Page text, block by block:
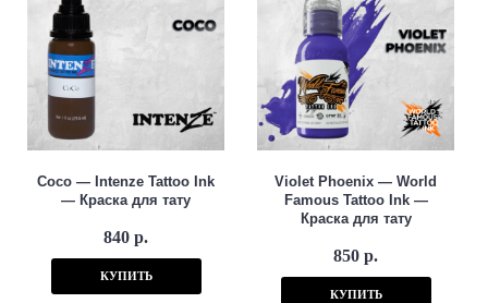
Coco — Intenze Tattoo Ink
— Краска для тату
840 р.
КУПИТЬ
Violet Phoenix — World
Famous Tattoo Ink —
Краска для тату
850 р.
КУПИТЬ